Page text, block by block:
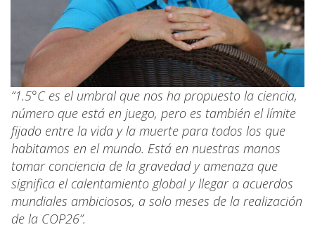
“1.5°C es el umbral que nos ha propuesto la ciencia,
número que está en juego, pero es también el límite
fijado entre la vida y la muerte para todos los que
habitamos en el mundo. Está en nuestras manos
tomar conciencia de la gravedad y amenaza que
significa el calentamiento global y llegar a acuerdos
mundiales ambiciosos, a solo meses de la realización
de la COP26”.